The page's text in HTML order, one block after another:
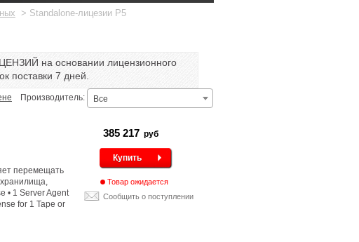
1 2 3 4 5 6 7 8 9 10111213
> Standalone-лицезии P5
на основании лицензионного
поставки 7 дней.
Производитель: Все
перемещать
• 1 Server Agent
for 1 Tape or
385 217 руб
Купить
Товар ожидается
Сообщить о поступлении